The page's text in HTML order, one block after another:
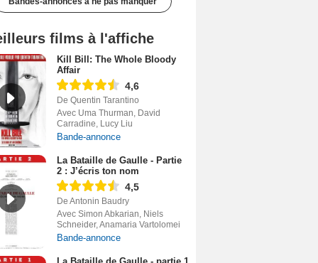
films à l'affiche
Kill Bill: The Whole Bloody
Affair
4,6
De Quentin Tarantino
Avec Uma Thurman, David
Carradine, Lucy Liu
Bande-annonce
La Bataille de Gaulle - Partie
2 : J’écris ton nom
4,5
De Antonin Baudry
Avec Simon Abkarian, Niels
Schneider, Anamaria Vartolomei
Bande-annonce